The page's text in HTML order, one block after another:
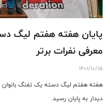
پایان هفته هفتم لیگ
معرفی نفرات برتر
1401/10/15
دیدار به پایان رسید.